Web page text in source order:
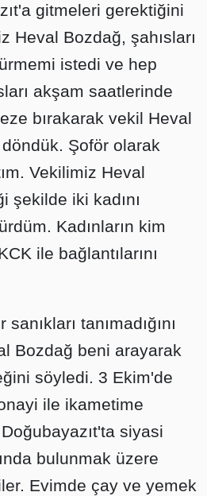
gitmeleri gerektiğini
Heval Bozdağ, şahısları
istedi ve hep
akşam saatlerinde
bırakarak vekil Heval
Şoför olarak
Vekilimiz Heval
şekilde iki kadını
Kadınların kim
ile bağlantılarını
tanımadığını
Bozdağ beni arayarak
söyledi. 3 Ekim'de
ile ikametime
siyasi
bulunmak üzere
Evimde çay ve yemek